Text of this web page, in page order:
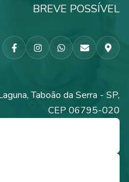
BREVE POSSÍVEL
Taboão da Serra - SP,
CEP 06795-020